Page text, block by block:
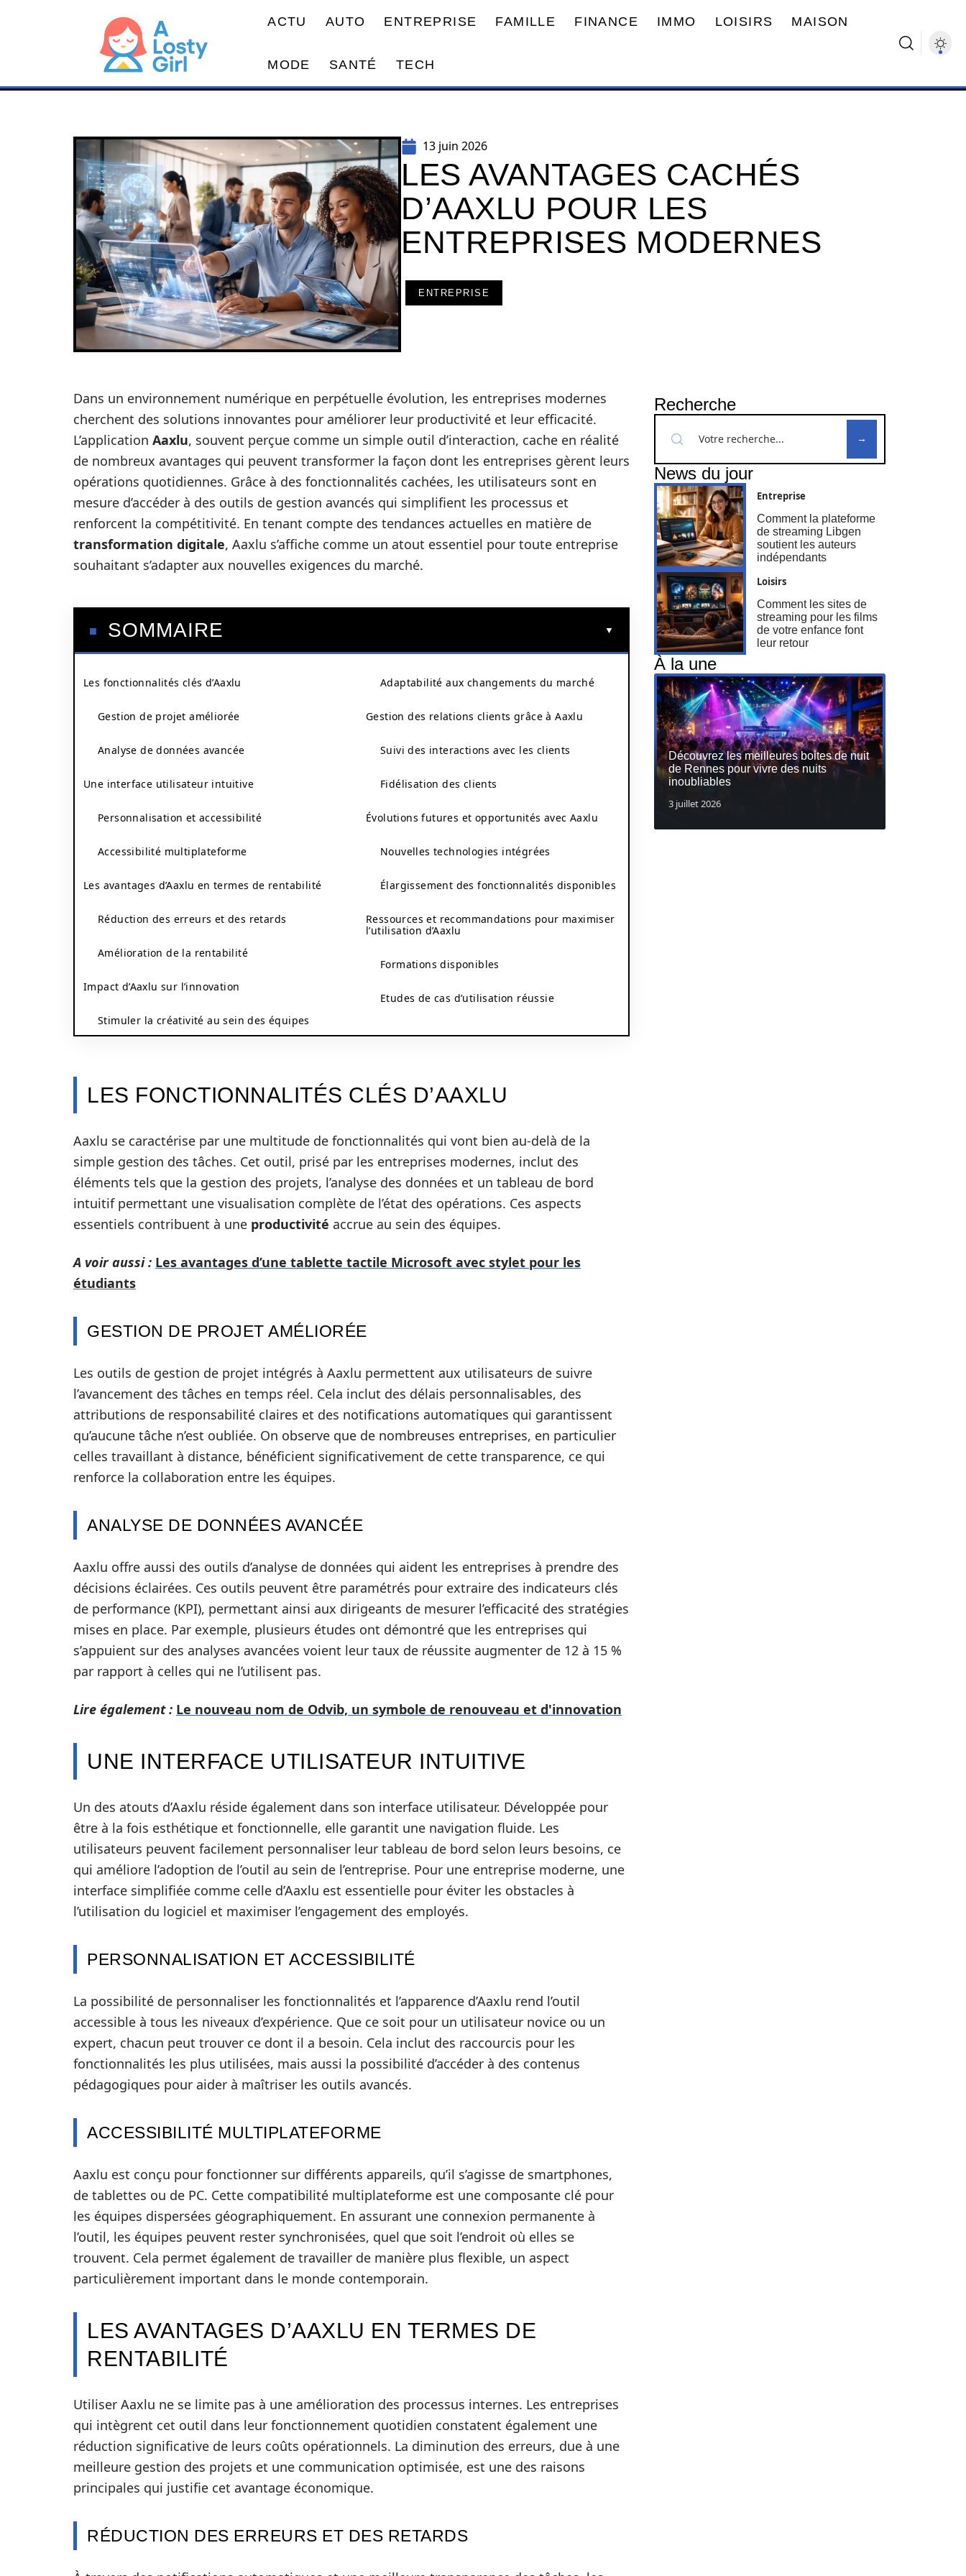
ACTU AUTO ENTREPRISE FAMILLE FINANCE IMMO LOISIRS MAISON
MODE SANTÉ TECH
13 juin 2026
LES AVANTAGES CACHÉS
D’AAXLU POUR LES
ENTREPRISES MODERNES
ENTREPRISE
Dans un environnement numérique en perpétuelle évolution, les entreprises modernes
cherchent des solutions innovantes pour améliorer leur productivité et leur efficacité.
L’application Aaxlu, souvent perçue comme un simple outil d’interaction, cache en réalité
de nombreux avantages qui peuvent transformer la façon dont les entreprises gèrent leurs
opérations quotidiennes. Grâce à des fonctionnalités cachées, les utilisateurs sont en
mesure d’accéder à des outils de gestion avancés qui simplifient les processus et
renforcent la compétitivité. En tenant compte des tendances actuelles en matière de
transformation digitale, Aaxlu s’affiche comme un atout essentiel pour toute entreprise
souhaitant s’adapter aux nouvelles exigences du marché.
SOMMAIRE
Les fonctionnalités clés d’Aaxlu
Gestion de projet améliorée
Analyse de données avancée
Une interface utilisateur intuitive
Personnalisation et accessibilité
Accessibilité multiplateforme
Les avantages d’Aaxlu en termes de rentabilité
Réduction des erreurs et des retards
Amélioration de la rentabilité
Impact d’Aaxlu sur l’innovation
Stimuler la créativité au sein des équipes
Adaptabilité aux changements du marché
Gestion des relations clients grâce à Aaxlu
Suivi des interactions avec les clients
Fidélisation des clients
Évolutions futures et opportunités avec Aaxlu
Nouvelles technologies intégrées
Élargissement des fonctionnalités disponibles
Ressources et recommandations pour maximiser
l’utilisation d’Aaxlu
Formations disponibles
Etudes de cas d’utilisation réussie
LES FONCTIONNALITÉS CLÉS D’AAXLU
Aaxlu se caractérise par une multitude de fonctionnalités qui vont bien au-delà de la
simple gestion des tâches. Cet outil, prisé par les entreprises modernes, inclut des
éléments tels que la gestion des projets, l’analyse des données et un tableau de bord
intuitif permettant une visualisation complète de l’état des opérations. Ces aspects
essentiels contribuent à une productivité accrue au sein des équipes.
A voir aussi : Les avantages d’une tablette tactile Microsoft avec stylet pour les
étudiants
GESTION DE PROJET AMÉLIORÉE
Les outils de gestion de projet intégrés à Aaxlu permettent aux utilisateurs de suivre
l’avancement des tâches en temps réel. Cela inclut des délais personnalisables, des
attributions de responsabilité claires et des notifications automatiques qui garantissent
qu’aucune tâche n’est oubliée. On observe que de nombreuses entreprises, en particulier
celles travaillant à distance, bénéficient significativement de cette transparence, ce qui
renforce la collaboration entre les équipes.
ANALYSE DE DONNÉES AVANCÉE
Aaxlu offre aussi des outils d’analyse de données qui aident les entreprises à prendre des
décisions éclairées. Ces outils peuvent être paramétrés pour extraire des indicateurs clés
de performance (KPI), permettant ainsi aux dirigeants de mesurer l’efficacité des stratégies
mises en place. Par exemple, plusieurs études ont démontré que les entreprises qui
s’appuient sur des analyses avancées voient leur taux de réussite augmenter de 12 à 15 %
par rapport à celles qui ne l’utilisent pas.
Lire également : Le nouveau nom de Odvib, un symbole de renouveau et d'innovation
UNE INTERFACE UTILISATEUR INTUITIVE
Un des atouts d’Aaxlu réside également dans son interface utilisateur. Développée pour
être à la fois esthétique et fonctionnelle, elle garantit une navigation fluide. Les
utilisateurs peuvent facilement personnaliser leur tableau de bord selon leurs besoins, ce
qui améliore l’adoption de l’outil au sein de l’entreprise. Pour une entreprise moderne, une
interface simplifiée comme celle d’Aaxlu est essentielle pour éviter les obstacles à
l’utilisation du logiciel et maximiser l’engagement des employés.
PERSONNALISATION ET ACCESSIBILITÉ
La possibilité de personnaliser les fonctionnalités et l’apparence d’Aaxlu rend l’outil
accessible à tous les niveaux d’expérience. Que ce soit pour un utilisateur novice ou un
expert, chacun peut trouver ce dont il a besoin. Cela inclut des raccourcis pour les
fonctionnalités les plus utilisées, mais aussi la possibilité d’accéder à des contenus
pédagogiques pour aider à maîtriser les outils avancés.
ACCESSIBILITÉ MULTIPLATEFORME
Aaxlu est conçu pour fonctionner sur différents appareils, qu’il s’agisse de smartphones,
de tablettes ou de PC. Cette compatibilité multiplateforme est une composante clé pour
les équipes dispersées géographiquement. En assurant une connexion permanente à
l’outil, les équipes peuvent rester synchronisées, quel que soit l’endroit où elles se
trouvent. Cela permet également de travailler de manière plus flexible, un aspect
particulièrement important dans le monde contemporain.
LES AVANTAGES D’AAXLU EN TERMES DE
RENTABILITÉ
Utiliser Aaxlu ne se limite pas à une amélioration des processus internes. Les entreprises
qui intègrent cet outil dans leur fonctionnement quotidien constatent également une
réduction significative de leurs coûts opérationnels. La diminution des erreurs, due à une
meilleure gestion des projets et une communication optimisée, est une des raisons
principales qui justifie cet avantage économique.
RÉDUCTION DES ERREURS ET DES RETARDS
Recherche
News du jour
Entreprise
Comment la plateforme
de streaming Libgen
soutient les auteurs
indépendants
Loisirs
Comment les sites de
streaming pour les films
de votre enfance font
leur retour
À la une
Découvrez les meilleures boites de nuit
de Rennes pour vivre des nuits
inoubliables
3 juillet 2026